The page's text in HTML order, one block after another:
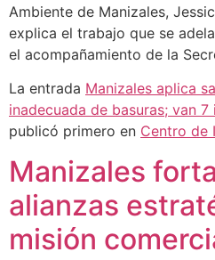
Ambiente de Manizales,
explica el trabajo que se
el acompañamiento de la
La entrada Manizales aplica
inadecuada de basuras; van
publicó primero en Centro de
Manizales
alianzas
misión